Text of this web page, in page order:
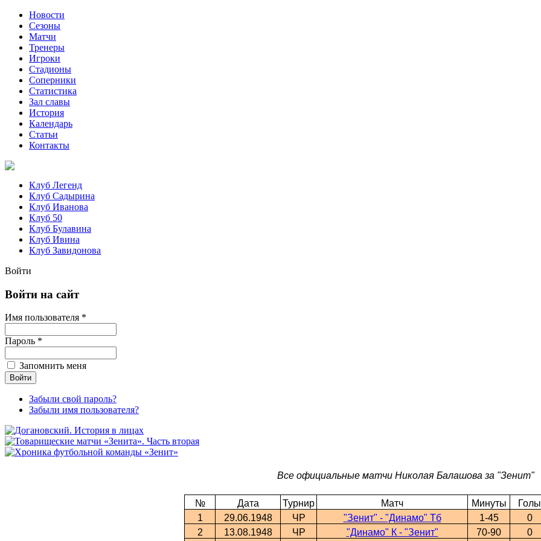
Новости
Сезоны
Матчи
Тренеры
Игроки
Стадионы
Соперники
Статистика
Зал славы
История
Календарь
Статьи
Контакты
Клуб Легенд
Клуб Садырина
Клуб Иванова
Клуб 50
Клуб Булавина
Клуб Ивина
Клуб Завидонова
Войти
Войти на сайт
Имя пользователя *
Пароль *
Запомнить меня
Забыли свой пароль?
Забыли имя пользователя?
Все официальные матчи Николая Балашова за "Зенит"
№ Дата Турнир Матч Минуты Голы
1
29.06.1948 ЧР "Зенит" - "Динамо" Тб 1-45 0
2
13.08.1948 ЧР "Динамо" К - "Зенит" 70-90 0